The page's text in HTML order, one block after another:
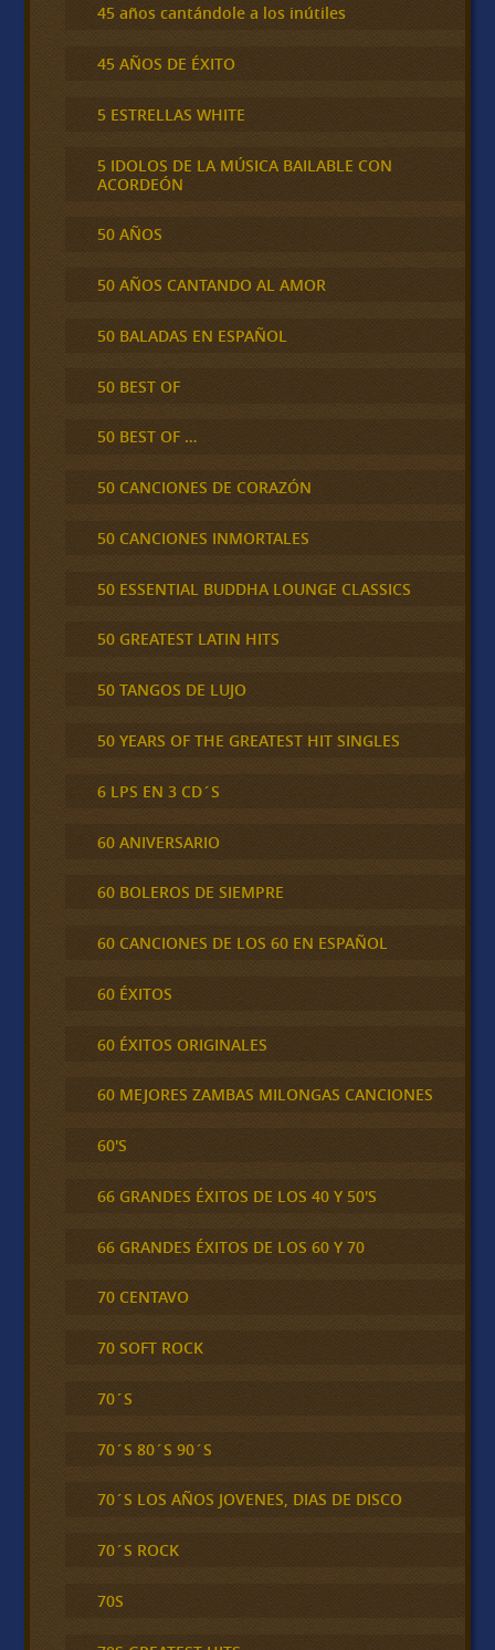
45 años cantándole a los inútiles
45 AÑOS DE ÉXITO
5 ESTRELLAS WHITE
5 IDOLOS DE LA MÚSICA BAILABLE CON
ACORDEÓN
50 AÑOS
50 AÑOS CANTANDO AL AMOR
50 BALADAS EN ESPAÑOL
50 BEST OF
50 BEST OF …
50 CANCIONES DE CORAZÓN
50 CANCIONES INMORTALES
50 ESSENTIAL BUDDHA LOUNGE CLASSICS
50 GREATEST LATIN HITS
50 TANGOS DE LUJO
50 YEARS OF THE GREATEST HIT SINGLES
6 LPS EN 3 CD´S
60 ANIVERSARIO
60 BOLEROS DE SIEMPRE
60 CANCIONES DE LOS 60 EN ESPAÑOL
60 ÉXITOS
60 ÉXITOS ORIGINALES
60 MEJORES ZAMBAS MILONGAS CANCIONES
60'S
66 GRANDES ÉXITOS DE LOS 40 Y 50'S
66 GRANDES ÉXITOS DE LOS 60 Y 70
70 CENTAVO
70 SOFT ROCK
70´S
70´S 80´S 90´S
70´S LOS AÑOS JOVENES, DIAS DE DISCO
70´S ROCK
70S